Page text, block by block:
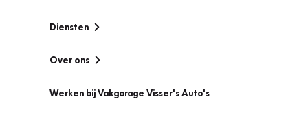
Diensten
Over ons
Werken bij Vakgarage Visser's Auto's